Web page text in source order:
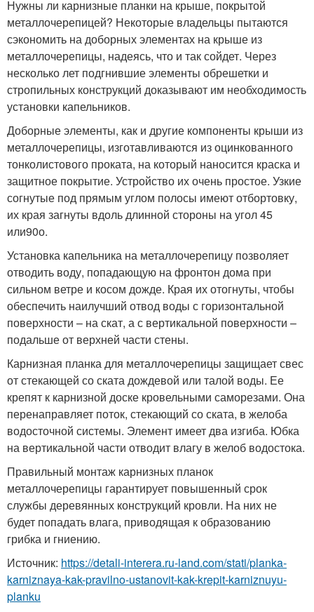
Нужны ли карнизные планки на крыше, покрытой
металлочерепицей? Некоторые владельцы пытаются
сэкономить на доборных элементах на крыше из
металлочерепицы, надеясь, что и так сойдет. Через
несколько лет подгнившие элементы обрешетки и
стропильных конструкций доказывают им необходимость
установки капельников.
Доборные элементы, как и другие компоненты крыши из
металлочерепицы, изготавливаются из оцинкованного
тонколистового проката, на который наносится краска и
защитное покрытие. Устройство их очень простое. Узкие
согнутые под прямым углом полосы имеют отбортовку,
их края загнуты вдоль длинной стороны на угол 45
или90о.
Установка капельника на металлочерепицу позволяет
отводить воду, попадающую на фронтон дома при
сильном ветре и косом дожде. Края их отогнуты, чтобы
обеспечить наилучший отвод воды с горизонтальной
поверхности – на скат, а с вертикальной поверхности –
подальше от верхней части стены.
Карнизная планка для металлочерепицы защищает свес
от стекающей со ската дождевой или талой воды. Ее
крепят к карнизной доске кровельными саморезами. Она
перенаправляет поток, стекающий со ската, в желоба
водосточной системы. Элемент имеет два изгиба. Юбка
на вертикальной части отводит влагу в желоб водостока.
Правильный монтаж карнизных планок
металлочерепицы гарантирует повышенный срок
службы деревянных конструкций кровли. На них не
будет попадать влага, приводящая к образованию
грибка и гниению.
Источник: https://detali-interera.ru-land.com/stati/planka-
karniznaya-kak-pravilno-ustanovit-kak-krepit-karniznuyu-
planku